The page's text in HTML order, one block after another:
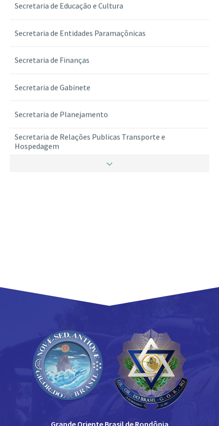
Secretaria de Educação e Cultura
Secretaria de Entidades Paramaçônicas
Secretaria de Finanças
Secretaria de Gabinete
Secretaria de Planejamento
Secretaria de Relações Publicas Transporte e
Hospedagem